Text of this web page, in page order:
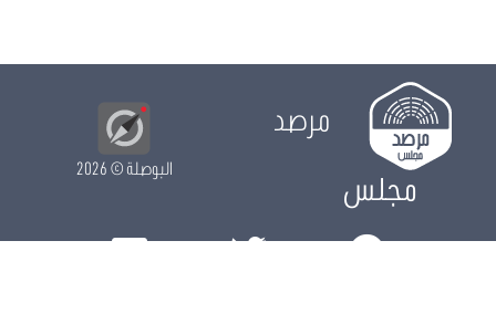
مرصد
مجلس
البوصلة© 2026